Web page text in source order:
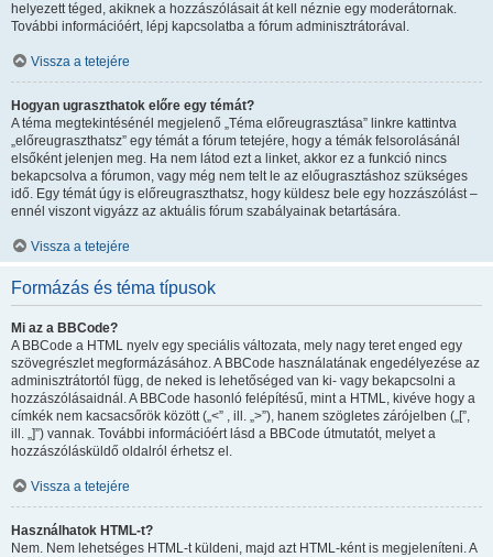
helyezett téged, akiknek a hozzászólásait át kell néznie egy moderátornak.
További információért, lépj kapcsolatba a fórum adminisztrátorával.
Vissza a tetejére
Hogyan ugraszthatok előre egy témát?
A téma megtekintésénél megjelenő „Téma előreugrasztása” linkre kattintva
„előreugraszthatsz” egy témát a fórum tetejére, hogy a témák felsorolásánál
elsőként jelenjen meg. Ha nem látod ezt a linket, akkor ez a funkció nincs
bekapcsolva a fórumon, vagy még nem telt le az előugrasztáshoz szükséges
idő. Egy témát úgy is előreugraszthatsz, hogy küldesz bele egy hozzászólást –
ennél viszont vigyázz az aktuális fórum szabályainak betartására.
Vissza a tetejére
Formázás és téma típusok
Mi az a BBCode?
A BBCode a HTML nyelv egy speciális változata, mely nagy teret enged egy
szövegrészlet megformázásához. A BBCode használatának engedélyezése az
adminisztrátortól függ, de neked is lehetőséged van ki- vagy bekapcsolni a
hozzászólásaidnál. A BBCode hasonló felépítésű, mint a HTML, kivéve hogy a
címkék nem kacsacsőrök között („<” , ill. „>”), hanem szögletes zárójelben („[”,
ill. „]”) vannak. További információért lásd a BBCode útmutatót, melyet a
hozzászólásküldő oldalról érhetsz el.
Vissza a tetejére
Használhatok HTML-t?
Nem. Nem lehetséges HTML-t küldeni, majd azt HTML-ként is megjeleníteni. A